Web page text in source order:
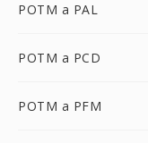
POTM a PAL
POTM a PCD
POTM a PFM